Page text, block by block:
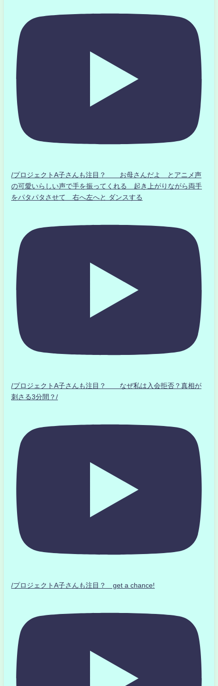
/プロジェクトA子さんも注目？ お母さんだよ とアニメ声
の可愛いらしい声で手を振ってくれる 起き上がりながら両手
をパタパタさせて 右へ左へと ダンスする
/プロジェクトA子さんも注目？ なぜ私は入会拒否？真相が
刺さる3分間？/
/プロジェクトA子さんも注目？ get a chance!